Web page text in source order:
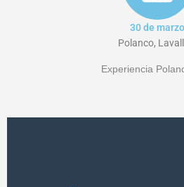
30 de marzo
Polanco,
Experiencia